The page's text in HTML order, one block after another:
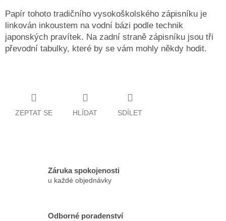
Papír tohoto tradičního vysokoškolského zápisníku je
linkován inkoustem na vodní bázi podle technik
japonských pravítek. Na zadní straně zápisníku jsou tři
převodní tabulky, které by se vám mohly někdy hodit.
ZEPTAT SE HLÍDAT SDÍLET
Záruka spokojenosti
u každé objednávky
Odborné poradenství